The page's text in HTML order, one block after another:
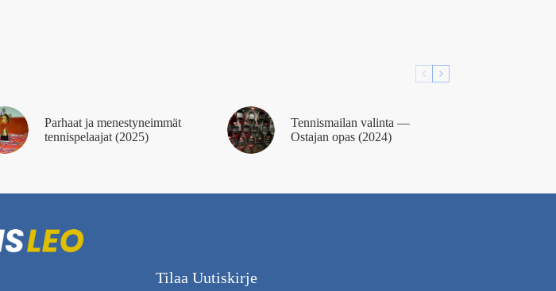
Parhaat ja menestyneimmät
tennispelaajat (2025)
Tennismailan valinta —
Ostajan opas (2024)
Tilaa Uutiskirje